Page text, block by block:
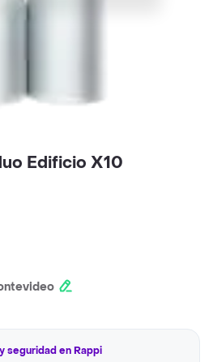
Edificio X10
seguridad en Rappi